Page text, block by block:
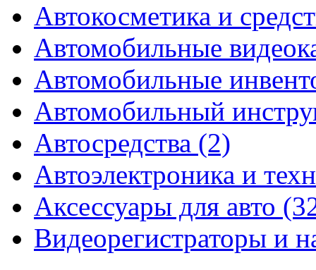
Автокосметика и
Автомобильные
Автомобильные
Автомобильный
Автосредства (2)
Автоэлектроника и
Аксессуары для авто
Видеорегистраторы и